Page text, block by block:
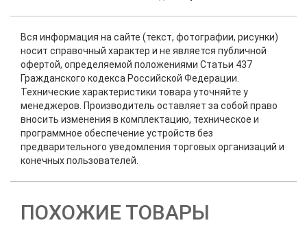
Вся информация на сайте (текст, фотографии, рисунки)
носит справочный характер и не является публичной
офертой, определяемой положениями Статьи 437
Гражданского кодекса Российской Федерации.
Технические характеристики товара уточняйте у
менеджеров. Производитель оставляет за собой право
вносить изменения в комплектацию, техническое и
программное обеспечение устройств без
предварительного уведомления торговых организаций и
конечных пользователей.
ПОХОЖИЕ ТОВАРЫ